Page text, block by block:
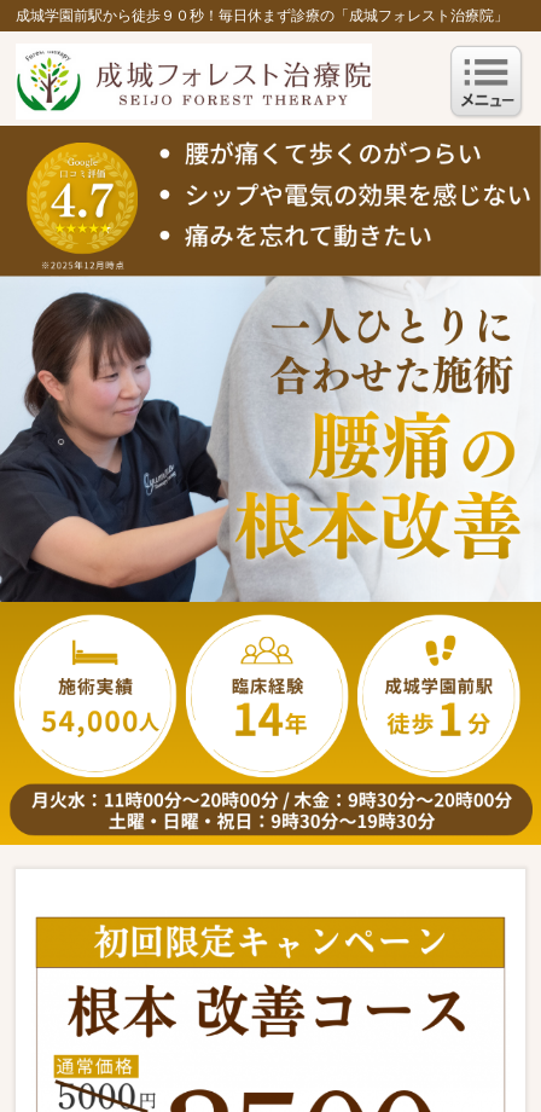
成城学園前駅から徒歩９０秒！毎日休まず診療の「成城フォレスト治療院」